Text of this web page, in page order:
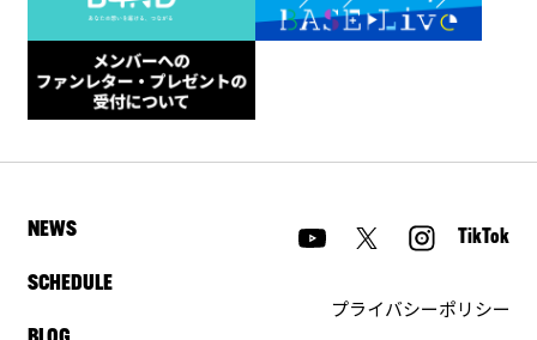
NEWS
SCHEDULE
TikTok
プライバシーポリシー